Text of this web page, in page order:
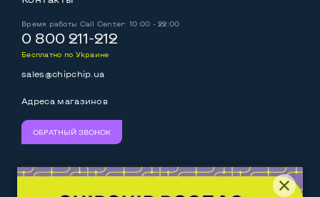
Время работы Call Center: 10:00 - 22:00
0 800 211-212
Бесплатно по Украине
sales@chipchip.ua
Адреса магазинов
ОБРАТНЫЙ ЗВОНОК
Следите за нами: